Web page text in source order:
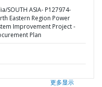
SOUTH ASIA- P127974-
Eastern Region Power
Improvement Project -
Plan
更多显示